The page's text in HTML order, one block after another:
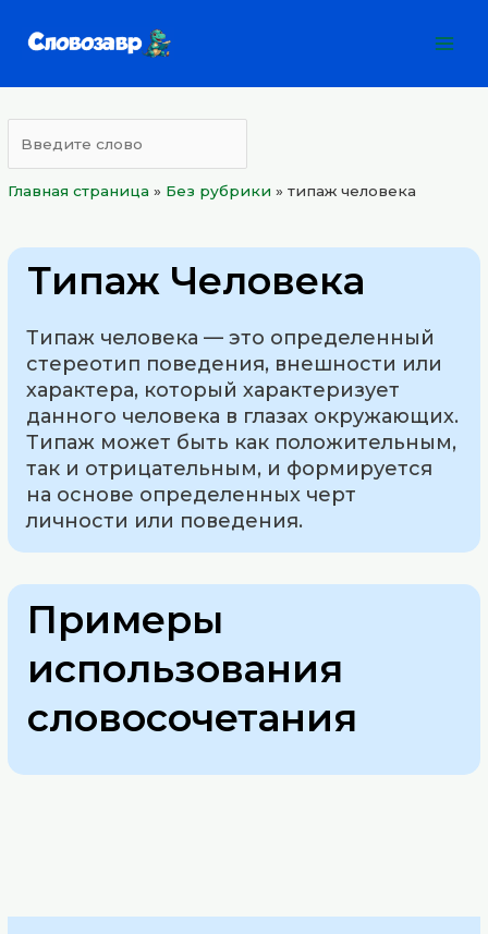
Главная страница » Без рубрики »типаж человека
Типаж Человека
Типаж человека — это определенный
стереотип поведения, внешности или
характера, который характеризует
данного человека в глазах окружающих.
Типаж может быть как положительным,
так и отрицательным, и формируется
на основе определенных черт
личности или поведения.
Примеры
использования
словосочетания